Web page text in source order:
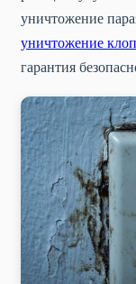
уничтожение
уничтожение
гарантия